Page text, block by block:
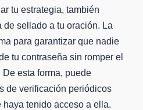
tu estrategia, también
sellado a tu oración. La
para garantizar que nadie
tu contraseña sin romper el
esta forma, puede
de verificación periódicos
tenido acceso a ella.